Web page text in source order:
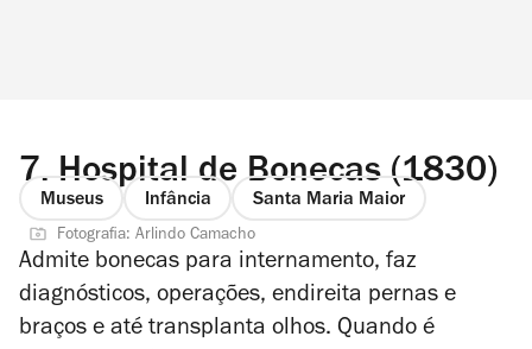
7. Hospital de Bonecas (1830)
Museus Infância Santa Maria Maior
Fotografia: Arlindo Camacho
Admite bonecas para internamento, faz
diagnósticos, operações, endireita pernas e
braços e até transplanta olhos. Quando é